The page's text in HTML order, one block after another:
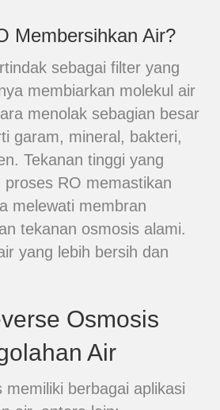
Membersihkan Air?
sebagai filter yang
membiarkan molekul air
menolak sebagian besar
garam, mineral, bakteri,
Tekanan tinggi yang
proses RO memastikan
melewati membran
tekanan osmosis alami.
yang lebih bersih dan
Osmosis
Air
memiliki berbagai aplikasi